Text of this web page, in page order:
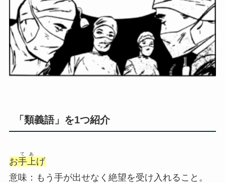
「類義語」を1つ紹介
お手上
てあ
げ
意味：もう手が出せなく絶望を受け入れること。